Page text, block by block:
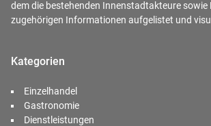
dem die bestehenden Innenstadtakteure sowie
zugehörigen Informationen aufgelistet und
Kategorien
Einzelhandel
Gastronomie
Dienstleistungen